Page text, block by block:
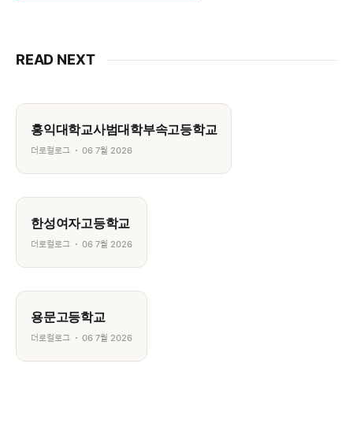
READ NEXT
홍익대학교사범대학부속고등학교
더로컬로그 06 7월 2026
한성여자고등학교
더로컬로그 06 7월 2026
용문고등학교
더로컬로그 06 7월 2026